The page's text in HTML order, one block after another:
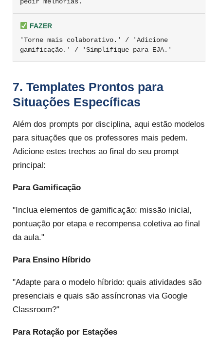
pedir melhorias.
FAZER
'Torne mais colaborativo.' / 'Adicione
gamificação.' / 'Simplifique para EJA.'
7. Templates Prontos para
Situações Específicas
Além dos prompts por disciplina, aqui estão modelos
para situações que os professores mais pedem.
Adicione estes trechos ao final do seu prompt
principal:
Para Gamificação
"Inclua elementos de gamificação: missão inicial,
pontuação por etapa e recompensa coletiva ao final
da aula."
Para Ensino Híbrido
"Adapte para o modelo híbrido: quais atividades são
presenciais e quais são assíncronas via Google
Classroom?"
Para Rotação por Estações